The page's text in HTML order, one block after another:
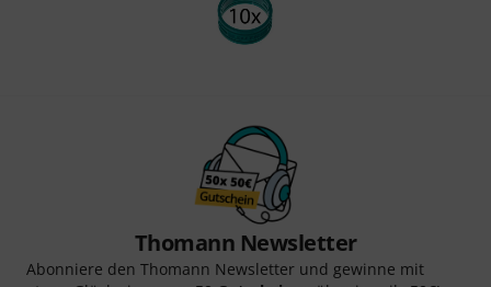
Thomann Newsletter
Abonniere den Thomann Newsletter und gewinne mit